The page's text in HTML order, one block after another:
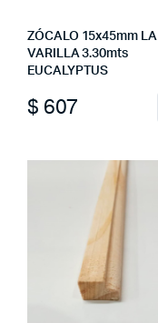
ZÓCALO 15x45mm LA
VARILLA 3.30mts
EUCALYPTUS
$ 607